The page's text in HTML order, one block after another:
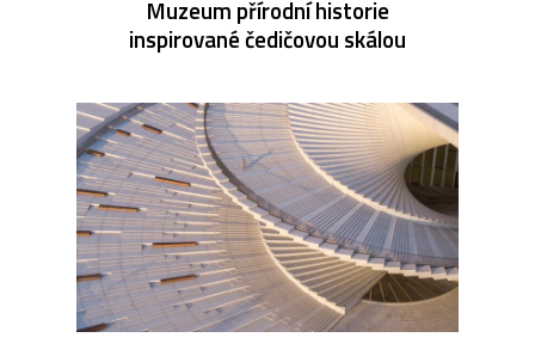
Muzeum přírodní historie
inspirované čedičovou skálou